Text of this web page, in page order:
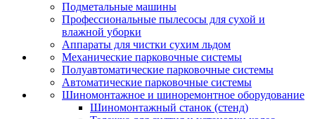
Подметальные машины
Профессиональные пылесосы для сухой и
влажной уборки
Аппараты для чистки сухим льдом
Механические парковочные системы
Полуавтоматические парковочные системы
Автоматические парковочные системы
Шиномонтажное и шиноремонтное оборудование
Шиномонтажный станок (стенд)